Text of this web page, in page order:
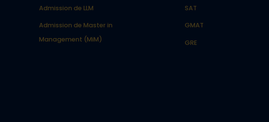
Admission de LLM
Admission de Master in
Management (MiM)
SAT
GMAT
GRE